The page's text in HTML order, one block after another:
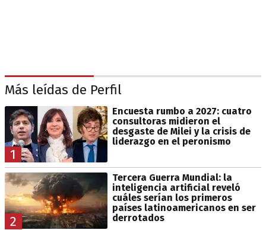
Más leídas de Perfil
1
Encuesta rumbo a 2027: cuatro
consultoras midieron el
desgaste de Milei y la crisis de
liderazgo en el peronismo
2
Tercera Guerra Mundial: la
inteligencia artificial reveló
cuáles serían los primeros
países latinoamericanos en ser
derrotados